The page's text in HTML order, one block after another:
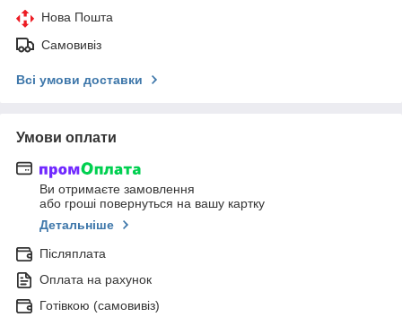
Нова Пошта
Самовивіз
Всі умови доставки
Умови оплати
Ви отримаєте замовлення
або гроші повернуться на вашу картку
Детальніше
Післяплата
Оплата на рахунок
Готівкою (самовивіз)